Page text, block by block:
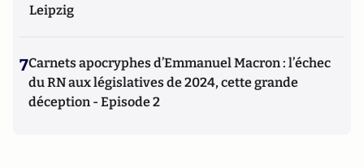
Leipzig
7Carnets apocryphes d’Emmanuel Macron : l’échec
du RN aux législatives de 2024, cette grande
déception - Episode 2